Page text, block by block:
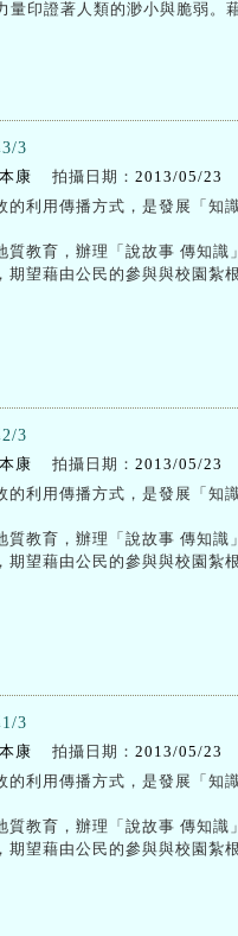
印證著人類的渺小與脆弱。
3
康 拍攝日期： 2013/05/23
利用傳播方式，是發展「知
教育，辦理「說故事 傳知識
望藉由公民的參與與校園紮
3
康 拍攝日期： 2013/05/23
利用傳播方式，是發展「知
教育，辦理「說故事 傳知識
望藉由公民的參與與校園紮
3
康 拍攝日期： 2013/05/23
利用傳播方式，是發展「知
教育，辦理「說故事 傳知識
望藉由公民的參與與校園紮